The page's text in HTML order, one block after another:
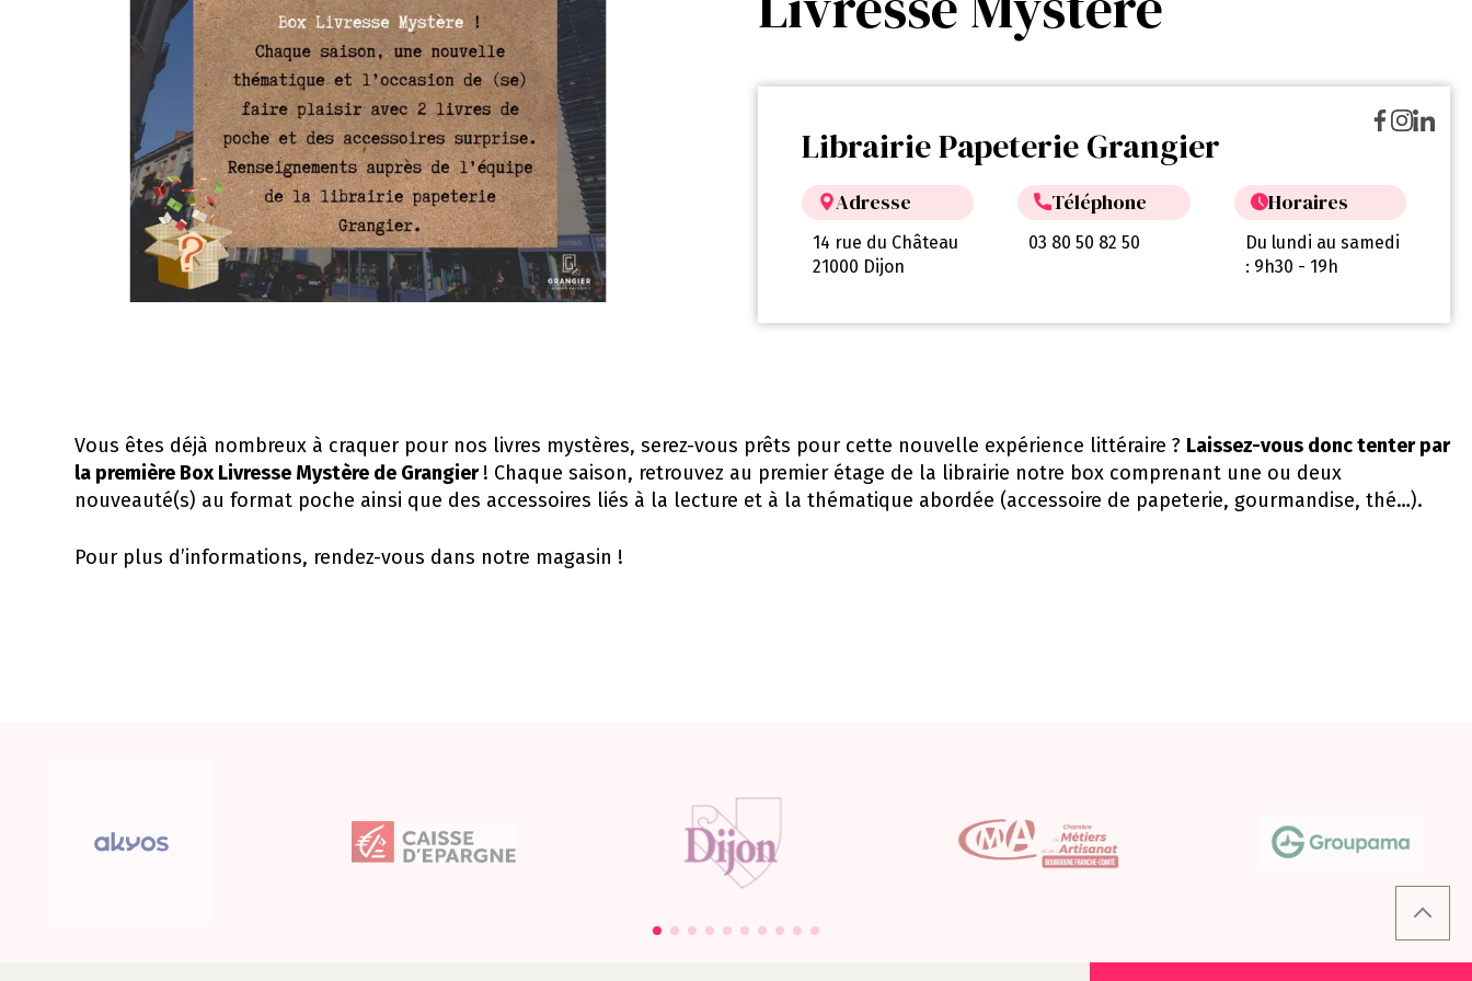
Librairie Papeterie Grangier
Adresse
14 rue du Château
21000 Dijon
Téléphone
03 80 50 82 50
Horaires
Du lundi au samedi
: 9h30 - 19h
Vous êtes déjà nombreux à craquer pour nos livres mystères, serez-vous prêts pour cette nouvelle expérience littéraire ? Laissez-vous donc tenter par
la première Box Livresse Mystère de Grangier! Chaque saison, retrouvez au premier étage de la librairie notre box comprenant une ou deux
nouveauté(s) au format poche ainsi que des accessoires liés à la lecture et à la thématique abordée (accessoire de papeterie, gourmandise, thé…).
Pour plus d’informations, rendez-vous dans notre magasin !